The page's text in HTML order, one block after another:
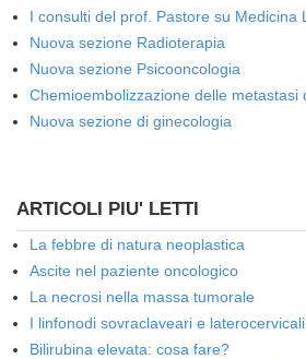
I consulti del prof. Pastore su Medicina
Nuova sezione Radioterapia
Nuova sezione Psicooncologia
Chemioembolizzazione delle metastasi
Nuova sezione di ginecologia
ARTICOLI PIU' LETTI
La febbre di natura neoplastica
Ascite nel paziente oncologico
La necrosi nella massa tumorale
I linfonodi sovraclaveari e laterocervicali
Bilirubina elevata: cosa fare?